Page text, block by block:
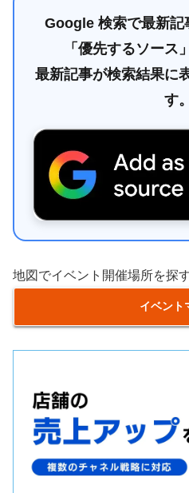
Google 検索で最新記
「優先するソース
最新記事が検索結果に
す。
地図でイベント開催場所を探
イベント